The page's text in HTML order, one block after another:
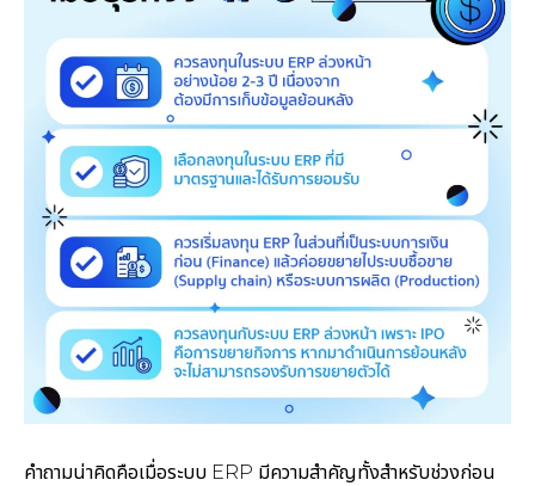
คำถามน่าคิดคือเมื่อระบบ ERP มีความสำคัญทั้งสำหรับช่วงก่อน